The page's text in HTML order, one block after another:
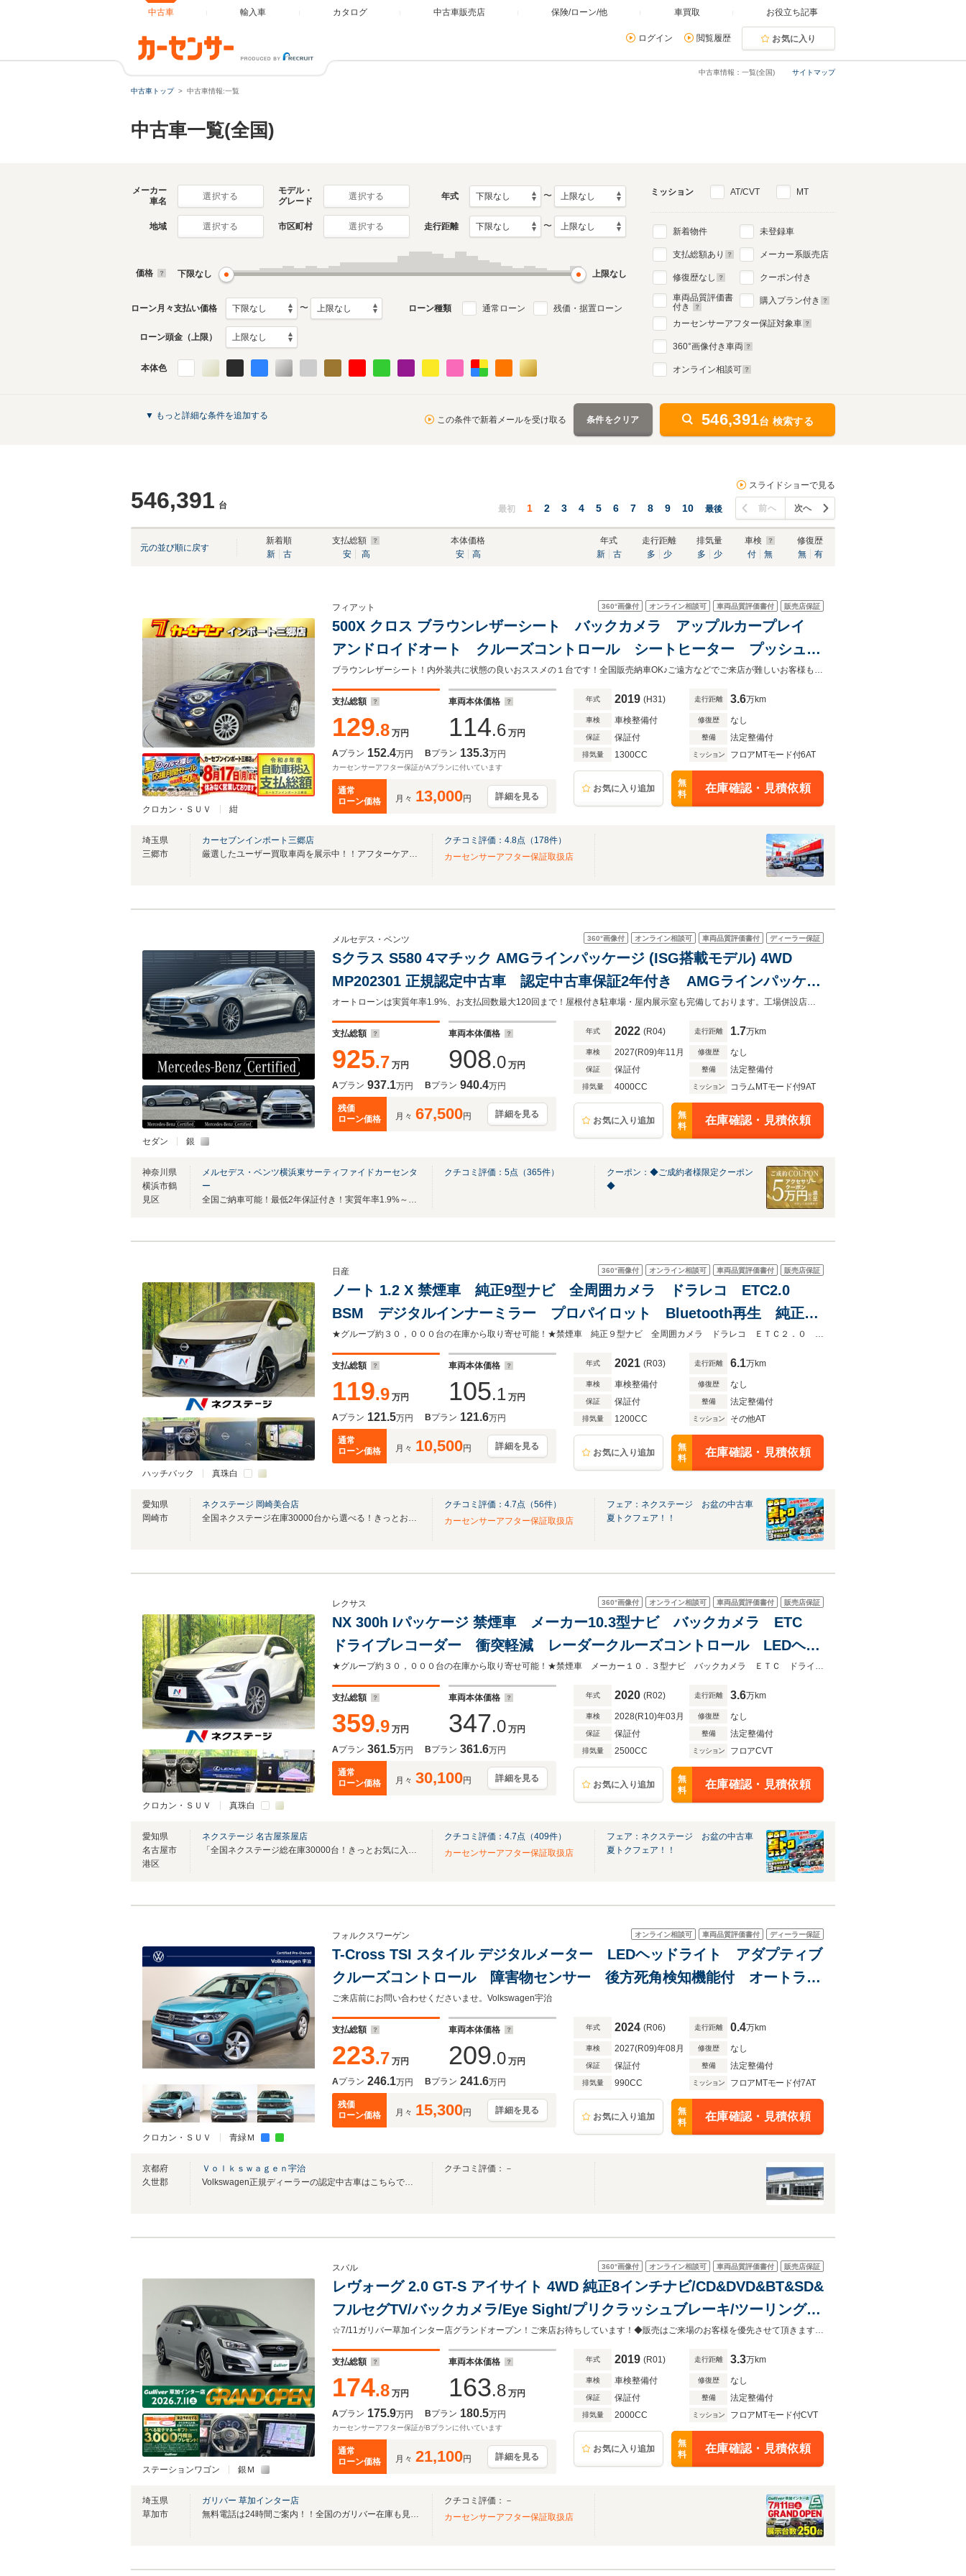
中古車 輸入車 カタログ 中古車販売店 保険/ローン/他 車買取 お役立ち記事
ログイン 閲覧履歴 お気に入り
サイトマップ
中古車情報：一覧(全国)
中古車トップ 中古車情報:一覧
中古車一覧(全国)
メーカー
車名
選択する
モデル・
グレード
選択する 年式 〜
地域 選択する 市区町村 選択する 走行距離 〜
価格 下限なし 上限なし
ローン月々支払い価格 〜 ローン種類 通常ローン 残価・据置ローン
ローン頭金（上限）
本体色
ミッション AT/CVT MT
新着物件
支払総額あり
修復歴なし
車両品質評価書
付き
未登録車
メーカー系販売店
クーポン付き
購入プラン付き
カーセンサーアフター保証対象車
360°画像付き車両
オンライン相談可
▼ もっと詳細な条件を追加する この条件で新着メールを受け取る 条件をクリア 546,391台 検索する
546,391 台
スライドショーで見る
最初 1 2 3 4 5 6 7 8 9 10 最後 前へ 次へ
元の並び順に戻す
新着順
新
古
支払総額
安
高
本体価格
安
高
年式
新
古
走行距離
多
少
排気量
多
少
車検
付
無
修復歴
無
有
クロカン・ＳＵＶ 紺
360°画像付 オンライン相談可 車両品質評価書付 販売店保証
フィアット
500X クロス ブラウンレザーシート バックカメラ アップルカープレイ
アンドロイドオート クルーズコントロール シートヒーター プッシュス
タート ETC
ブラウンレザーシート！内外装共に状態の良いおススメの１台です！全国販売納車OK♪ご遠方などでご来店が難しいお客様もお気軽にご相談下さい！詳しくは0120-62-1031まで！
支払総額
129.8 万円
車両本体価格
114.6 万円
Aプラン 152.4万円 Bプラン 135.3万円
カーセンサーアフター保証がAプランに付いています
通常
ローン価格
月々 13,000円 詳細を見る
年式 2019 (H31) 走行距離 3.6万km
車検 車検整備付 修復歴 なし
保証 保証付 整備 法定整備付
排気量 1300CC ミッション フロアMTモード付6AT
お気に入り追加
無
料
在庫確認・見積依頼
埼玉県
三郷市
カーセブンインポート三郷店
厳選したユーザー買取車両を展示中！！アフターケアもお任せください！
クチコミ評価： 4.8点（ 178件）
カーセンサーアフター保証取扱店
セダン 銀
360°画像付 オンライン相談可 車両品質評価書付 ディーラー保証
メルセデス・ベンツ
Sクラス S580 4マチック AMGラインパッケージ (ISG搭載モデル) 4WD
MP202301 正規認定中古車 認定中古車保証2年付き AMGラインパッケー
ジ パノラミックスライディングルーフ ブルメスターサラウンドサウンド
システム ACC 360°カメラ オートトランク レーダーセーフティ
LED USB
オートローンは実質年率1.9%、お支払回数最大120回まで！屋根付き駐車場・屋内展示室も完備しております。工場併設店舗の為アフターフォローもお任せ下さい！
支払総額
925.7 万円
車両本体価格
908.0 万円
Aプラン 937.1万円 Bプラン 940.4万円
残価
ローン価格
月々 67,500円 詳細を見る
年式 2022 (R04) 走行距離 1.7万km
車検 2027(R09)年11月 修復歴 なし
保証 保証付 整備 法定整備付
排気量 4000CC ミッション コラムMTモード付9AT
お気に入り追加
無
料
在庫確認・見積依頼
神奈川県
横浜市鶴
見区
メルセデス・ベンツ横浜東サーティファイドカーセンタ
ー
全国ご納車可能！最低2年保証付き！実質年率1.9%～（ローン）ご案内可能でございます!
クチコミ評価： 5点（365件）
クーポン：◆ご成約者様限定クーポン
◆
ハッチバック 真珠白
360°画像付 オンライン相談可 車両品質評価書付 販売店保証
日産
ノート 1.2 X 禁煙車 純正9型ナビ 全周囲カメラ ドラレコ ETC2.0
BSM デジタルインナーミラー プロパイロット Bluetooth再生 純正16
インチアルミ エマージェンシーブレーキ コーナーセンサー
★グループ約３０，０００台の在庫から取り寄せ可能！★禁煙車 純正９型ナビ 全周囲カメラ ドラレコ ＥＴＣ２．０ ＢＳＭ デジタルインナーミラー
支払総額
119.9 万円
車両本体価格
105.1 万円
Aプラン 121.5万円 Bプラン 121.6万円
通常
ローン価格
月々 10,500円 詳細を見る
年式 2021 (R03) 走行距離 6.1万km
車検 車検整備付 修復歴 なし
保証 保証付 整備 法定整備付
排気量 1200CC ミッション その他AT
お気に入り追加
無
料
在庫確認・見積依頼
愛知県
岡崎市
ネクステージ 岡崎美合店
全国ネクステージ在庫30000台から選べる！きっとお気に入りの愛車が見つかります！
クチコミ評価： 4.7点（56件）
カーセンサーアフター保証取扱店
フェア：ネクステージ お盆の中古車
夏トクフェア！！
クロカン・ＳＵＶ 真珠白
360°画像付 オンライン相談可 車両品質評価書付 販売店保証
レクサス
NX 300h Iパッケージ 禁煙車 メーカー10.3型ナビ バックカメラ ETC
ドライブレコーダー 衝突軽減 レーダークルーズコントロール LEDヘッ
ドライト シートヒーター パワーバックドア
★グループ約３０，０００台の在庫から取り寄せ可能！★禁煙車 メーカー１０．３型ナビ バックカメラ ＥＴＣ ドライブレコーダー 衝突軽減
支払総額
359.9 万円
車両本体価格
347.0 万円
Aプラン 361.5万円 Bプラン 361.6万円
通常
ローン価格
月々 30,100円 詳細を見る
年式 2020 (R02) 走行距離 3.6万km
車検 2028(R10)年03月 修復歴 なし
保証 保証付 整備 法定整備付
排気量 2500CC ミッション フロアCVT
お気に入り追加
無
料
在庫確認・見積依頼
愛知県
名古屋市
港区
ネクステージ 名古屋茶屋店
「全国ネクステージ総在庫30000台！きっとお気に入りの愛車が見つかります！」
クチコミ評価： 4.7点（409件）
カーセンサーアフター保証取扱店
フェア：ネクステージ お盆の中古車
夏トクフェア！！
クロカン・ＳＵＶ 青緑Ｍ
オンライン相談可 車両品質評価書付 ディーラー保証
フォルクスワーゲン
T-Cross TSI スタイル デジタルメーター LEDヘッドライト アダプティブ
クルーズコントロール 障害物センサー 後方死角検知機能付 オートライ
ト 純正アルミホイール Discover Proパッケージ
ご来店前にお問い合わせくださいませ。Volkswagen宇治
支払総額
223.7 万円
車両本体価格
209.0 万円
Aプラン 246.1万円 Bプラン 241.6万円
残価
ローン価格
月々 15,300円 詳細を見る
年式 2024 (R06) 走行距離 0.4万km
車検 2027(R09)年08月 修復歴 なし
保証 保証付 整備 法定整備付
排気量 990CC ミッション フロアMTモード付7AT
お気に入り追加
無
料
在庫確認・見積依頼
京都府
久世郡
Ｖｏｌｋｓｗａｇｅｎ宇治
Volkswagen正規ディーラーの認定中古車はこちらです！
クチコミ評価：－
ステーションワゴン 銀Ｍ
360°画像付 オンライン相談可 車両品質評価書付 販売店保証
スバル
レヴォーグ 2.0 GT-S アイサイト 4WD 純正8インチナビ/CD&DVD&BT&SD&
フルセグTV/バックカメラ/Eye Sight/プリクラッシュブレーキ/ツーリングア
シスト/全車速追従機能付クルーズコントロール/アクティブレーンキープ/AT
誤発進抑制制御
☆7/11ガリバー草加インター店グランドオープン！ご来店お待ちしています！◆販売はご来場のお客様を優先させて頂きます。◆あらかじめご確認下さい※販売は一般のお客様に限ります。
支払総額
174.8 万円
車両本体価格
163.8 万円
Aプラン 175.9万円 Bプラン 180.5万円
カーセンサーアフター保証がBプランに付いています
通常
ローン価格
月々 21,100円 詳細を見る
年式 2019 (R01) 走行距離 3.3万km
車検 車検整備付 修復歴 なし
保証 保証付 整備 法定整備付
排気量 2000CC ミッション フロアMTモード付CVT
お気に入り追加
無
料
在庫確認・見積依頼
埼玉県
草加市
ガリバー 草加インター店
無料電話は24時間ご案内！！全国のガリバー在庫も見たい方は一括照会が可能です！
クチコミ評価：－
カーセンサーアフター保証取扱店